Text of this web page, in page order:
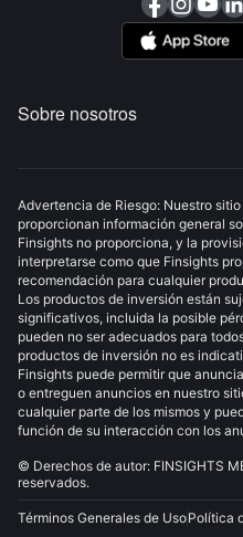
Sobre nosotros
Advertencia de Riesgo: Nuestro
proporcionan información general
Finsights no proporciona, y la
interpretarse como que Finsights
recomendación para cualquier
Los productos de inversión están
significativos, incluida la posible
pueden no ser adecuados para
productos de inversión no es
Finsights puede permitir que
o entreguen anuncios en nuestro
cualquier parte de los mismos y
función de su interacción con los
© Derechos de autor: FINSIGHTS
reservados.
Términos Generales de UsoPolítica